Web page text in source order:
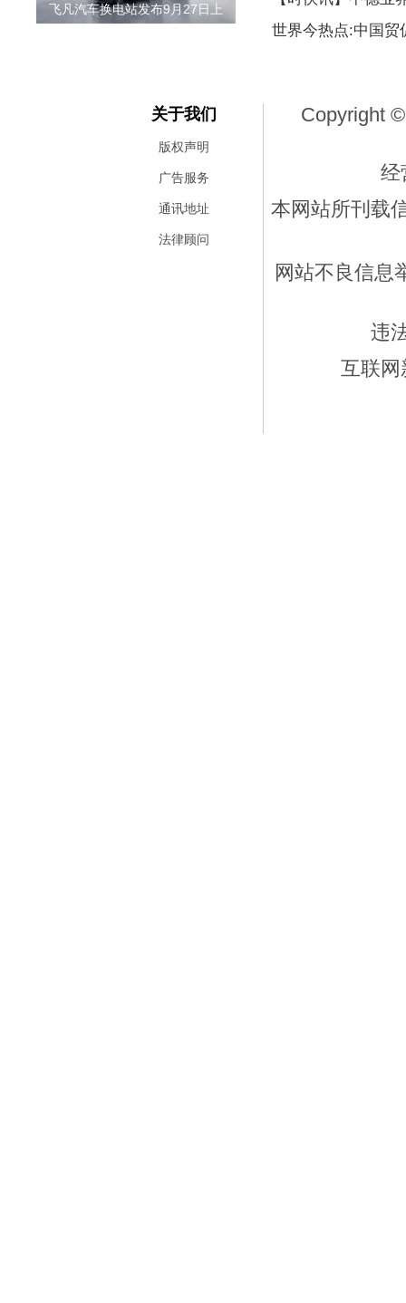
飞凡汽车换电站发布9月27日上
世界今热点:中国贸
关于我们
版权声明
广告服务
通讯地址
法律顾问
Copyright
经
本网站所刊载
网站不良信息
违
互联网